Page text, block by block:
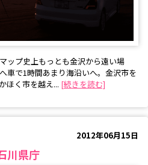
ップ史上もっとも金沢から遠い場
車で1時間あまり海沿いへ。金沢市を
ほく市を越え... [続きを読む]
2012年06月15日
川県庁